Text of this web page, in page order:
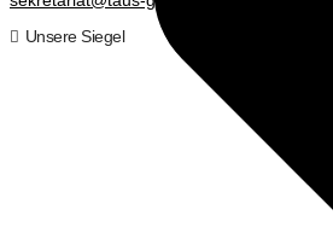
Unsere Siegel